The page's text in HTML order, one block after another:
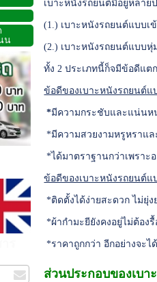
น
เบาะหนังรถยนต์มีอยู่หลาย
(1.) เบาะหนังรถยนต์แบบเ
(2.) เบาะหนังรถยนต์แบบ
ทั้ง 2 ประเภทนี้ก็จมีข้อดีแต
ข้อดีของเบาะหนังรถยนต์แ
*มีความกระชับและแน่นห
*มีความสวยงามหรูหราแ
*ได้มาตราฐานกว่าเพราะ
ข้อดีของเบาะหนังรถยนต์แ
*ติดตั้งได้ง่ายสะดวก ไม่ยุ่ง
*ผ้ากำมะยียังคงอยู่ไม่ต้องรื้
*ราคาถูกกว่า อีกอย่างจะไ
ส่วนประกอบของเบา